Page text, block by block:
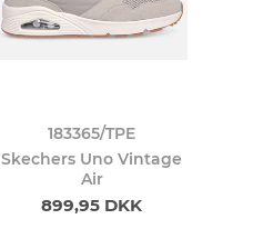
183365/TPE
Skechers Uno Vintage
Air
899,95 DKK